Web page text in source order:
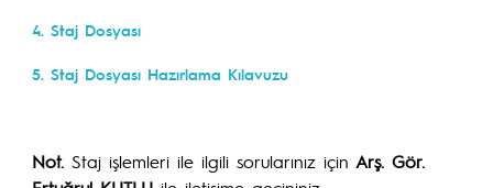
4. Staj Dosyası
5. Staj Dosyası Hazırlama Kılavuzu
Not. Staj işlemleri ile ilgili sorularınız için Arş. Gör.